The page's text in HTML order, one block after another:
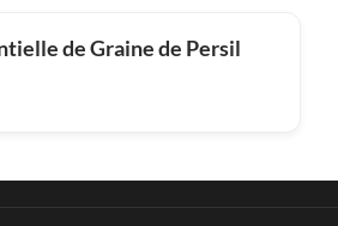
de Graine de Persil